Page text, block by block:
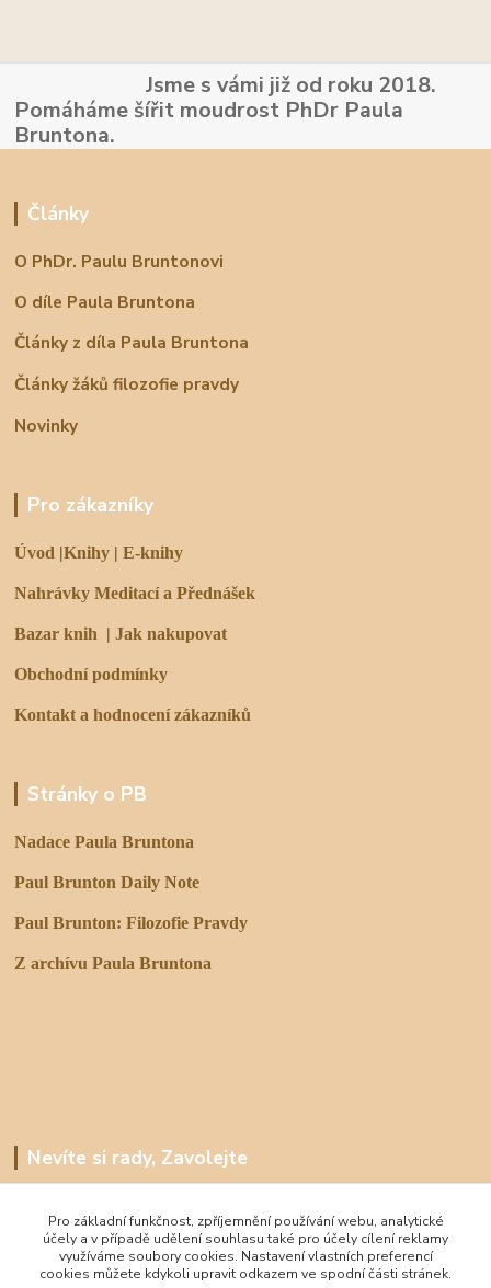
Jsme s vámi již od roku 2018.
Pomáháme šířit moudrost PhDr Paula
Bruntona.
Články
O PhDr. Paulu Bruntonovi
O díle Paula Bruntona
Články z díla Paula Bruntona
Články žáků filozofie pravdy
Novinky
Pro zákazníky
Úvod |Knihy |E-knihy
Nahrávky Meditací a Přednášek
Bazar knih |Jak nakupovat
Obchodní podmínky
Kontakt a hodnocení zákazníků
Stránky o PB
Nadace Paula Bruntona
Paul Brunton Daily Note
Paul Brunton: Filozofie Pravdy
Z archívu Paula Bruntona
Nevíte si rady, Zavolejte
Denně 8-20 hod
info@paulbrunton.cz
Pro základní funkčnost, zpříjemnění používání webu, analytické
účely a v případě udělení souhlasu také pro účely cílení reklamy
využíváme soubory cookies. Nastavení vlastních preferencí
cookies můžete kdykoli upravit odkazem ve spodní části stránek.